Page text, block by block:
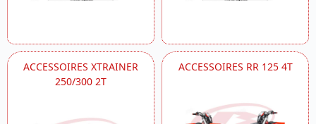
ACCESSOIRES XTRAINER
250/300 2T
ACCESSOIRES RR 125 4T